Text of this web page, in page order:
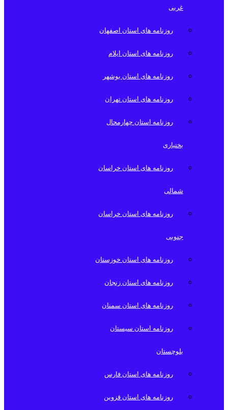
غربی
روزنامه های استان اصفهان
روزنامه های استان ایلام
روزنامه های استان بوشهر
روزنامه های استان تهران
روزنامه استان چهارمحال
بختیاری
روزنامه های استان خراسان
شمالی
روزنامه های استان خراسان
جنوبی
روزنامه های استان خوزستان
روزنامه های استان زنجان
روزنامه های استان سمنان
روزنامه استان سیستان
بلوچستان
روزنامه های استان فارس
روزنامه های استان قزوین